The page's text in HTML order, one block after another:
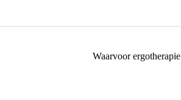
Waarvoor ergotherapie